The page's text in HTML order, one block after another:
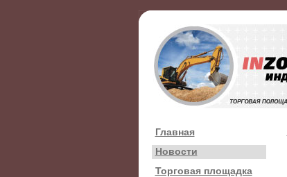
Главная
Новости
Торговая площадка